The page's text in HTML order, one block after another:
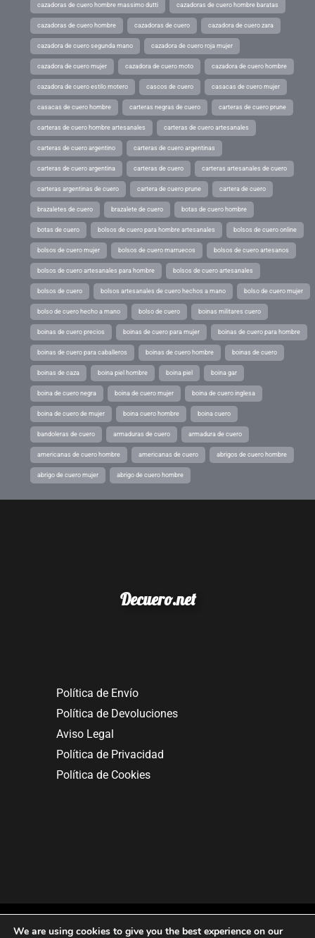
cazadoras de cuero hombre massimo dutti cazadoras de cuero hombre baratas
cazadoras de cuero hombre cazadoras de cuero cazadora de cuero zara
cazadora de cuero segunda mano cazadora de cuero roja mujer
cazadora de cuero mujer cazadora de cuero moto cazadora de cuero hombre
cazadora de cuero estilo motero cascos de cuero casacas de cuero mujer
casacas de cuero hombre carteras negras de cuero carteras de cuero prune
carteras de cuero hombre artesanales carteras de cuero artesanales
carteras de cuero argentino carteras de cuero argentinas
carteras de cuero argentina carteras de cuero carteras artesanales de cuero
carteras argentinas de cuero cartera de cuero prune cartera de cuero
brazaletes de cuero brazalete de cuero botas de cuero hombre
botas de cuero bolsos de cuero para hombre artesanales bolsos de cuero online
bolsos de cuero mujer bolsos de cuero marruecos bolsos de cuero artesanos
bolsos de cuero artesanales para hombre bolsos de cuero artesanales
bolsos de cuero bolsos artesanales de cuero hechos a mano bolso de cuero mujer
bolso de cuero hecho a mano bolso de cuero boinas militares cuero
boinas de cuero precios boinas de cuero para mujer boinas de cuero para hombre
boinas de cuero para caballeros boinas de cuero hombre boinas de cuero
boinas de caza boina piel hombre boina piel boina gar
boina de cuero negra boina de cuero mujer boina de cuero inglesa
boina de cuero de mujer boina cuero hombre boina cuero
bandoleras de cuero armaduras de cuero armadura de cuero
americanas de cuero hombre americanas de cuero abrigos de cuero hombre
abrigo de cuero mujer abrigo de cuero hombre
Decuero.net
Política de Envío
Política de Devoluciones
Aviso Legal
Política de Privacidad
Política de Cookies
We are using cookies to give you the best experience on our